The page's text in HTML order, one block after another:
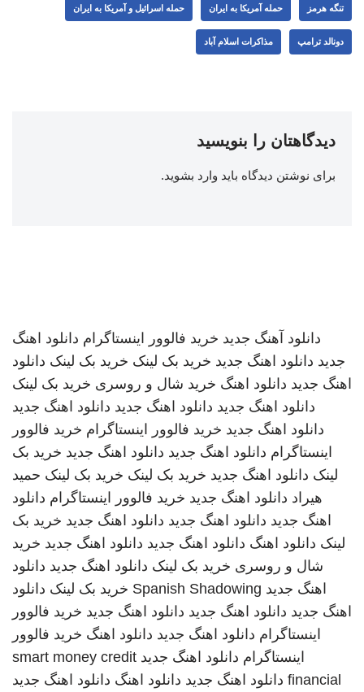
تنگه هرمز حمله آمریکا به ایران حمله اسرائیل و آمریکا به ایران
دونالد ترامپ مذاکرات اسلام آباد
دیدگاهتان را بنویسید
برای نوشتن دیدگاه باید وارد بشوید.
دانلود آهنگ جدید خرید فالوور اینستاگرام دانلود اهنگ
جدید دانلود اهنگ جدید خرید بک لینک خرید بک لینک دانلود
اهنگ جدید دانلود اهنگ خرید شال و روسری خرید بک لینک
دانلود اهنگ جدید دانلود اهنگ جدید دانلود اهنگ جدید
دانلود اهنگ جدید خرید فالوور اینستاگرام خرید فالوور
اینستاگرام دانلود اهنگ جدید دانلود اهنگ جدید خرید بک
لینک دانلود اهنگ جدید خرید بک لینک خرید بک لینک حمید
هیراد دانلود اهنگ جدید خرید فالوور اینستاگرام دانلود
اهنگ جدید دانلود اهنگ جدید دانلود اهنگ جدید خرید بک
لینک دانلود اهنگ دانلود اهنگ جدید دانلود اهنگ جدید خرید
شال و روسری خرید بک لینک دانلود اهنگ جدید دانلود
اهنگ جدید Spanish Shadowing خرید بک لینک دانلود
اهنگ جدید دانلود اهنگ جدید دانلود اهنگ جدید خرید فالوور
اینستاگرام دانلود اهنگ جدید دانلود اهنگ خرید فالوور
اینستاگرام دانلود اهنگ جدید smart money credit
financial دانلود اهنگ جدید دانلود اهنگ دانلود اهنگ جدید